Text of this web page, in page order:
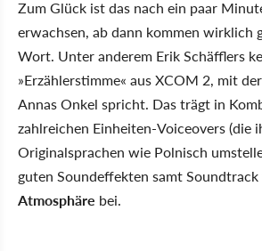
Zum Glück ist das nach ein paar
erwachsen, ab dann kommen wirklich
Wort. Unter anderem Erik Schäfflers
»Erzählerstimme« aus XCOM 2, mit
Annas Onkel spricht. Das trägt in
zahlreichen Einheiten-Voiceovers (die
Originalsprachen wie Polnisch
guten Soundeffekten samt
Atmosphäre bei.